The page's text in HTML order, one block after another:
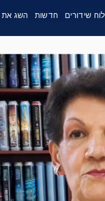
לוח שידורים חדשות השג את